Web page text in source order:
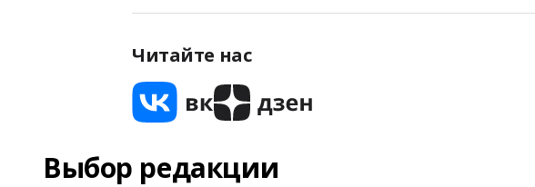
Читайте нас
Выбор редакции